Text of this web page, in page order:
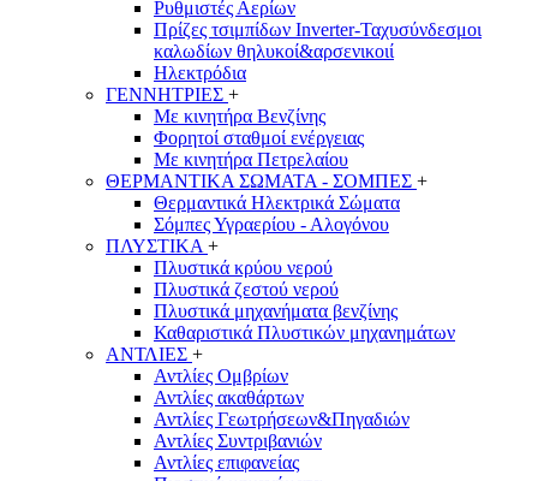
Ρυθμιστές Αερίων
Πρίζες τσιμπίδων Inverter-Ταχυσύνδεσμοι
καλωδίων θηλυκοί&αρσενικοιί
Ηλεκτρόδια
ΓΕΝΝΗΤΡΙΕΣ +
Με κινητήρα Βενζίνης
Φορητοί σταθμοί ενέργειας
Με κινητήρα Πετρελαίου
ΘΕΡΜΑΝΤΙΚΑ ΣΩΜΑΤΑ - ΣΟΜΠΕΣ +
Θερμαντικά Ηλεκτρικά Σώματα
Σόμπες Υγραερίου - Αλογόνου
ΠΛΥΣΤΙΚΑ +
Πλυστικά κρύου νερού
Πλυστικά ζεστού νερού
Πλυστικά μηχανήματα βενζίνης
Καθαριστικά Πλυστικών μηχανημάτων
ΑΝΤΛΙΕΣ +
Αντλίες Ομβρίων
Αντλίες ακαθάρτων
Αντλίες Γεωτρήσεων&Πηγαδιών
Αντλίες Συντριβανιών
Αντλίες επιφανείας